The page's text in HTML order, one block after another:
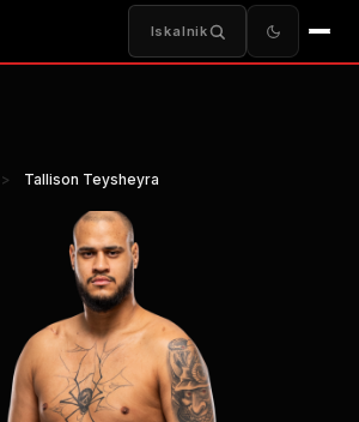
Iskalnik
> Tallison Teysheyra